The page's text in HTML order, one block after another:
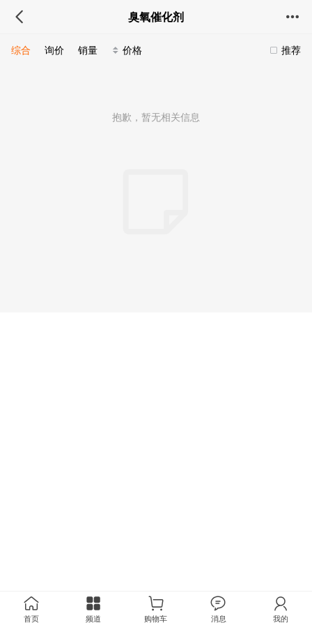
臭氧催化剂
推荐
综合 询价 销量 价格
抱歉，暂无相关信息
首页 频道 购物车 消息 我的